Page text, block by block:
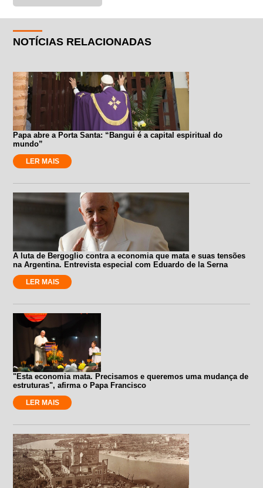
NOTÍCIAS RELACIONADAS
Papa abre a Porta Santa: “Bangui é a capital espiritual do
mundo”
LER MAIS
A luta de Bergoglio contra a economia que mata e suas tensões
na Argentina. Entrevista especial com Eduardo de la Serna
LER MAIS
"Esta economia mata. Precisamos e queremos uma mudança de
estruturas", afirma o Papa Francisco
LER MAIS